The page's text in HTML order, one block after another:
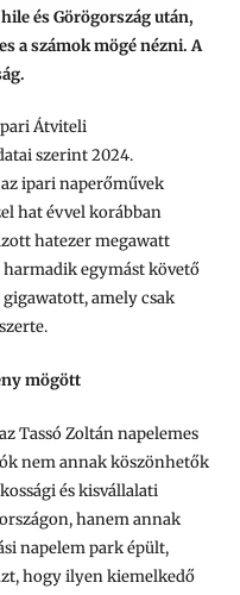
és Görögország után,
a számok mögé nézni. A
Átviteli
szerint 2024.
ipari naperőművek
hat évvel korábban
hatezer megawatt
harmadik egymást követő
gigawatott, amely csak
mögött
Tassó Zoltán napelemes
nem annak köszönhetők
és kisvállalati
hanem annak
napelem park épült,
hogy ilyen kiemelkedő